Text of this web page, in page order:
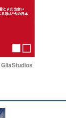
t
e
GliaStudios